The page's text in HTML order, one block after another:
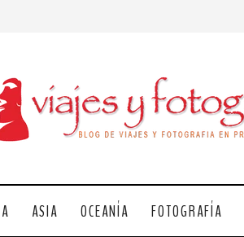
ASIA OCEANÍA FOTOGRAFÍA